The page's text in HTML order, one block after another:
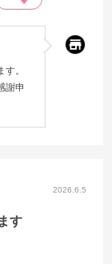
。
謝申
2026.6.5
す